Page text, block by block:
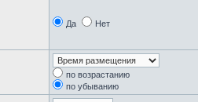
Да Нет
по возрастанию
по убыванию